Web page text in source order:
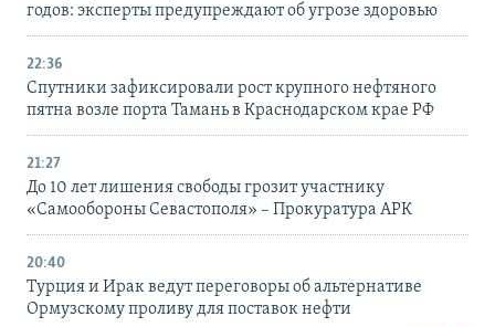
годов: эксперты предупреждают об угрозе здоровью
22:36
Спутники зафиксировали рост крупного нефтяного
пятна возле порта Тамань в Краснодарском крае РФ
21:27
До 10 лет лишения свободы грозит участнику
«Самообороны Севастополя» – Прокуратура АРК
20:40
Турция и Ирак ведут переговоры об альтернативе
Ормузскому проливу для поставок нефти